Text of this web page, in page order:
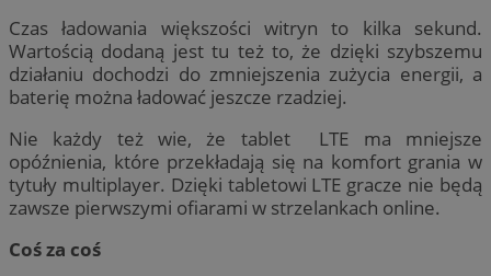
Czas ładowania większości witryn to kilka sekund.
Wartością dodaną jest tu też to, że dzięki szybszemu
działaniu dochodzi do zmniejszenia zużycia energii, a
baterię można ładować jeszcze rzadziej.
Nie każdy też wie, że tablet LTE ma mniejsze
opóźnienia, które przekładają się na komfort grania w
tytuły multiplayer. Dzięki tabletowi LTE gracze nie będą
zawsze pierwszymi ofiarami w strzelankach online.
Coś za coś